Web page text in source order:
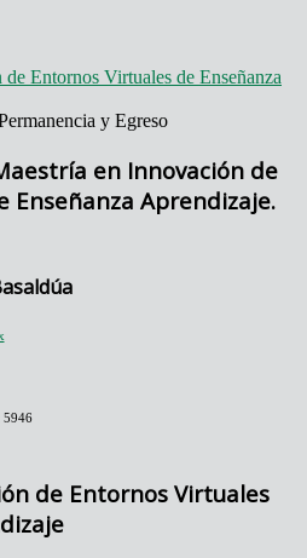
Entornos Virtuales de Enseñanza
y Egreso
en Innovación de
Enseñanza Aprendizaje.
5946
de Entornos Virtuales